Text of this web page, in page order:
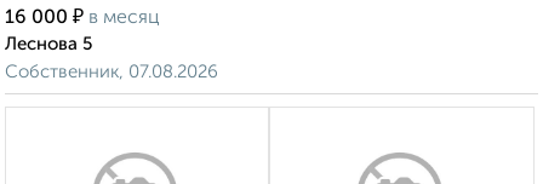
16 000 ₽ в месяц
Леснова 5
Собственник, 07.08.2026